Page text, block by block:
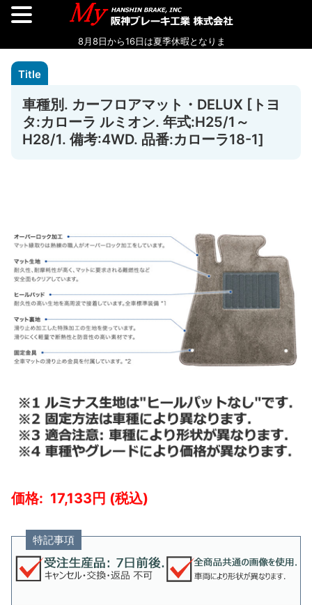
車種別. カーフロアマット・DELUX [トヨ
タ:カローラ ルミオン. 年式:H25/1～
H28/1. 備考:4WD. 品番:カローラ18-1]
17,133
特記事項